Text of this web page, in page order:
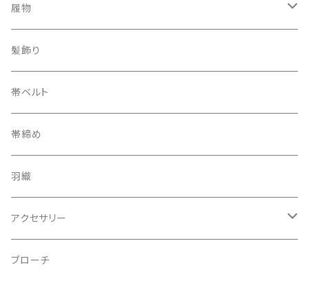
履物
下駄
髪飾り
帯ベルト
帯締め
羽織
アクセサリー
ピアス
ブローチ